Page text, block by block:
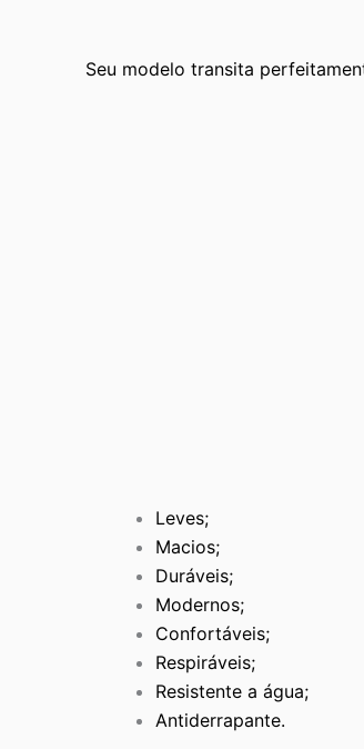
Seu modelo transita
Leves;
Macios;
Duráveis;
Modernos;
Confortáveis;
Respiráveis;
Resistente a água;
Antiderrapante.